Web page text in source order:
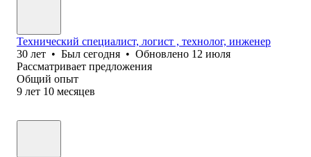
Технический специалист, логист , технолог, инженер
30 лет • Был сегодня • Обновлено 12 июля
Рассматривает предложения
Общий опыт
9 лет 10 месяцев